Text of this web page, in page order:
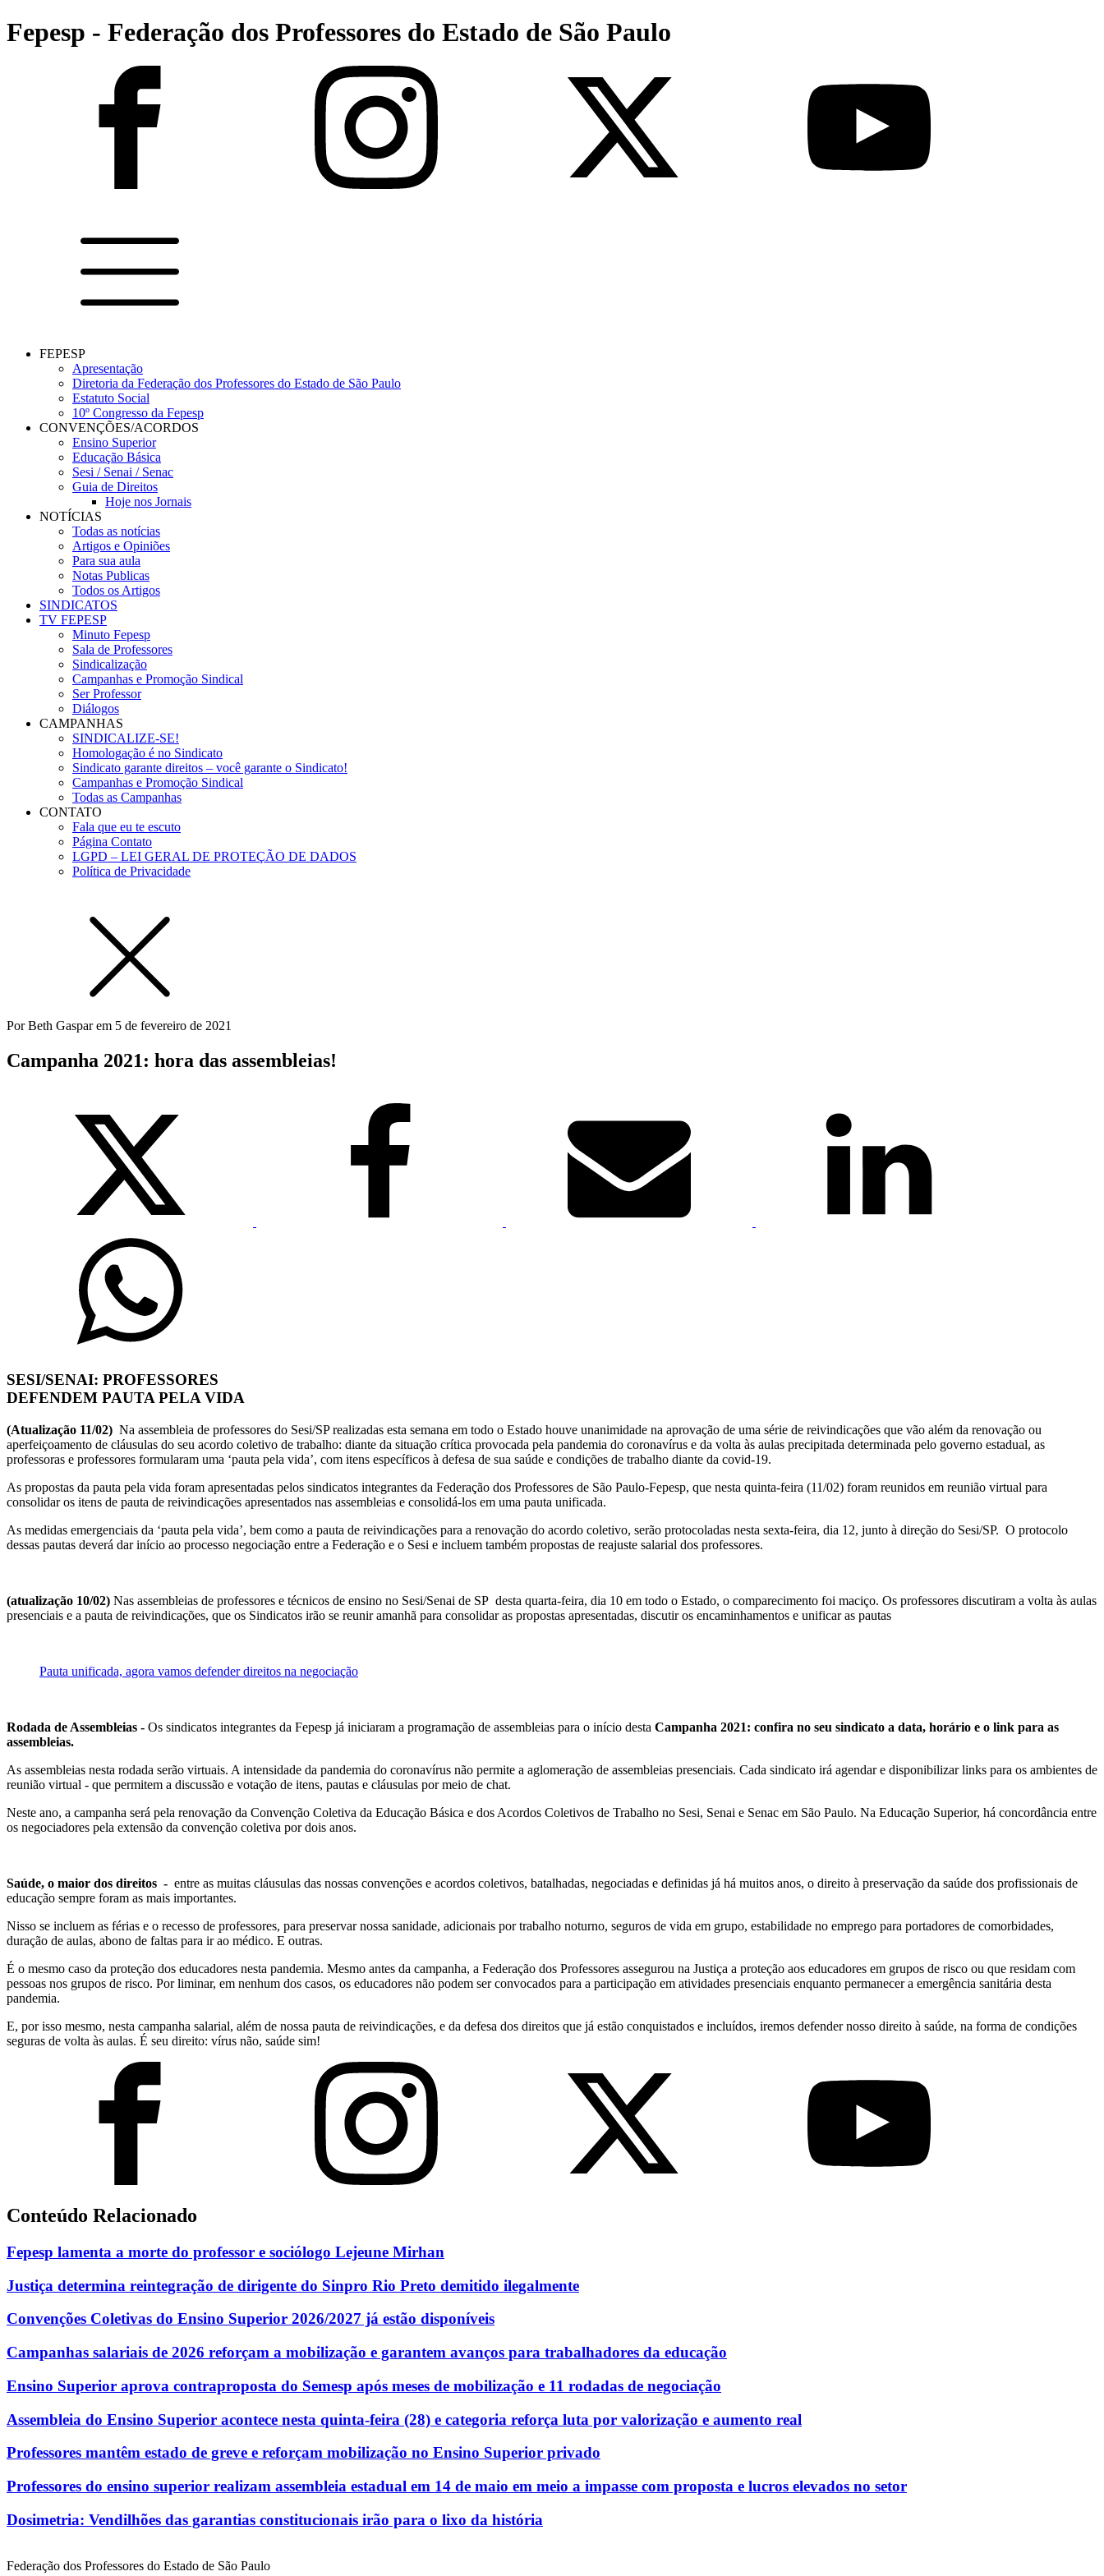
Fepesp - Federação dos Professores do Estado de São Paulo
FEPESP
Apresentação
Diretoria da Federação dos Professores do Estado de São Paulo
Estatuto Social
10º Congresso da Fepesp
CONVENÇÕES/ACORDOS
Ensino Superior
Educação Básica
Sesi / Senai / Senac
Guia de Direitos
Hoje nos Jornais
NOTÍCIAS
Todas as notícias
Artigos e Opiniões
Para sua aula
Notas Publicas
Todos os Artigos
SINDICATOS
TV FEPESP
Minuto Fepesp
Sala de Professores
Sindicalização
Campanhas e Promoção Sindical
Ser Professor
Diálogos
CAMPANHAS
SINDICALIZE-SE!
Homologação é no Sindicato
Sindicato garante direitos – você garante o Sindicato!
Campanhas e Promoção Sindical
Todas as Campanhas
CONTATO
Fala que eu te escuto
Página Contato
LGPD – LEI GERAL DE PROTEÇÃO DE DADOS
Política de Privacidade
PorBeth Gasparem 5 de fevereiro de 2021
Campanha 2021: hora das assembleias!
SESI/SENAI: PROFESSORES
DEFENDEM PAUTA PELA VIDA
(Atualização 11/02) Na assembleia de professores do Sesi/SP realizadas esta semana em todo o Estado houve unanimidade na aprovação de uma série de reivindicações que vão além da renovação ou
aperfeiçoamento de cláusulas do seu acordo coletivo de trabalho: diante da situação crítica provocada pela pandemia do coronavírus e da volta às aulas precipitada determinada pelo governo estadual, as
professoras e professores formularam uma ‘pauta pela vida’, com itens específicos à defesa de sua saúde e condições de trabalho diante da covid-19.
As propostas da pauta pela vida foram apresentadas pelos sindicatos integrantes da Federação dos Professores de São Paulo-Fepesp, que nesta quinta-feira (11/02) foram reunidos em reunião virtual para
consolidar os itens de pauta de reivindicações apresentados nas assembleias e consolidá-los em uma pauta unificada.
As medidas emergenciais da ‘pauta pela vida’, bem como a pauta de reivindicações para a renovação do acordo coletivo, serão protocoladas nesta sexta-feira, dia 12, junto à direção do Sesi/SP. O protocolo
dessas pautas deverá dar início ao processo negociação entre a Federação e o Sesi e incluem também propostas de reajuste salarial dos professores.
(atualização 10/02) Nas assembleias de professores e técnicos de ensino no Sesi/Senai de SP desta quarta-feira, dia 10 em todo o Estado, o comparecimento foi maciço. Os professores discutiram a volta às aulas
presenciais e a pauta de reivindicações, que os Sindicatos irão se reunir amanhã para consolidar as propostas apresentadas, discutir os encaminhamentos e unificar as pautas
Pauta unificada, agora vamos defender direitos na negociação
Rodada de Assembleias - Os sindicatos integrantes da Fepesp já iniciaram a programação de assembleias para o início desta Campanha 2021: confira no seu sindicato a data, horário e o link para as
assembleias.
As assembleias nesta rodada serão virtuais. A intensidade da pandemia do coronavírus não permite a aglomeração de assembleias presenciais. Cada sindicato irá agendar e disponibilizar links para os ambientes de
reunião virtual - que permitem a discussão e votação de itens, pautas e cláusulas por meio de chat.
Neste ano, a campanha será pela renovação da Convenção Coletiva da Educação Básica e dos Acordos Coletivos de Trabalho no Sesi, Senai e Senac em São Paulo. Na Educação Superior, há concordância entre
os negociadores pela extensão da convenção coletiva por dois anos.
Saúde, o maior dos direitos - entre as muitas cláusulas das nossas convenções e acordos coletivos, batalhadas, negociadas e definidas já há muitos anos, o direito à preservação da saúde dos profissionais de
educação sempre foram as mais importantes.
Nisso se incluem as férias e o recesso de professores, para preservar nossa sanidade, adicionais por trabalho noturno, seguros de vida em grupo, estabilidade no emprego para portadores de comorbidades,
duração de aulas, abono de faltas para ir ao médico. E outras.
É o mesmo caso da proteção dos educadores nesta pandemia. Mesmo antes da campanha, a Federação dos Professores assegurou na Justiça a proteção aos educadores em grupos de risco ou que residam com
pessoas nos grupos de risco. Por liminar, em nenhum dos casos, os educadores não podem ser convocados para a participação em atividades presenciais enquanto permanecer a emergência sanitária desta
pandemia.
E, por isso mesmo, nesta campanha salarial, além de nossa pauta de reivindicações, e da defesa dos direitos que já estão conquistados e incluídos, iremos defender nosso direito à saúde, na forma de condições
seguras de volta às aulas. É seu direito: vírus não, saúde sim!
Conteúdo Relacionado
Fepesp lamenta a morte do professor e sociólogo Lejeune Mirhan
Justiça determina reintegração de dirigente do Sinpro Rio Preto demitido ilegalmente
Convenções Coletivas do Ensino Superior 2026/2027 já estão disponíveis
Campanhas salariais de 2026 reforçam a mobilização e garantem avanços para trabalhadores da educação
Ensino Superior aprova contraproposta do Semesp após meses de mobilização e 11 rodadas de negociação
Assembleia do Ensino Superior acontece nesta quinta-feira (28) e categoria reforça luta por valorização e aumento real
Professores mantêm estado de greve e reforçam mobilização no Ensino Superior privado
Professores do ensino superior realizam assembleia estadual em 14 de maio em meio a impasse com proposta e lucros elevados no setor
Dosimetria: Vendilhões das garantias constitucionais irão para o lixo da história
Federação dos Professores do Estado de São Paulo